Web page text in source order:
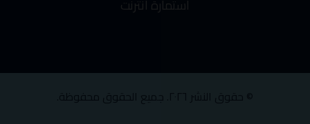
استمارة انترنت